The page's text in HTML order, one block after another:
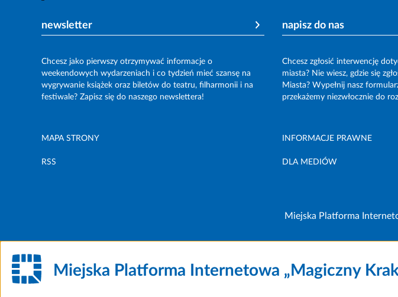
newsletter
Chcesz jako pierwszy otrzymywać informacje o
weekendowych wydarzeniach i co tydzień mieć szansę na
wygrywanie książek oraz biletów do teatru, filharmonii i na
festiwale? Zapisz się do naszego newslettera!
napisz do nas
Chcesz zgłosić interwencję
miasta? Nie wiesz, gdzie się
Miasta? Wypełnij nasz
przekażemy niezwłocznie do
MAPA STRONY INFORMACJE PRAWNE
RSS DLA MEDIÓW
Miejska Platforma
Miejska Platforma Internetowa „Magiczny